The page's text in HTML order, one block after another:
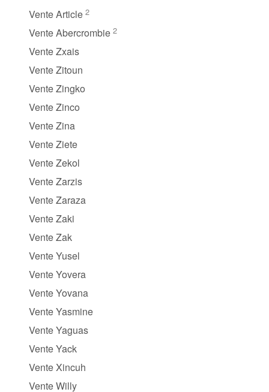
Vente Article 2
Vente Abercrombie 2
Vente Zxais
Vente Zitoun
Vente Zingko
Vente Zinco
Vente Zina
Vente Ziete
Vente Zekol
Vente Zarzis
Vente Zaraza
Vente Zaki
Vente Zak
Vente Yusel
Vente Yovera
Vente Yovana
Vente Yasmine
Vente Yaguas
Vente Yack
Vente Xincuh
Vente Willy